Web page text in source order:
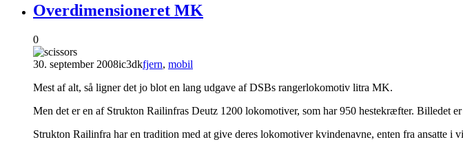
Overdimensioneret MK
0
30. september 2008ic3dkfjern, mobil
Mest af alt, så ligner det jo blot en lang udgave af DSBs rangerlokomotiv litra MK.
Men det er en af Strukton Railinfras Deutz 1200 lokomotiver, som har 950 hestekræfter. Billedet
Strukton Railinfra har en tradition med at give deres lokomotiver kvindenavne, enten fra ansatte i